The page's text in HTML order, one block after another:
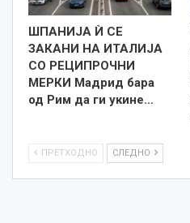
ШПАНИЈА Ѝ СЕ
ЗАКАНИ НА ИТАЛИЈА
СО РЕЦИПРОЧНИ
МЕРКИ Мадрид бара
од Рим да ги укине…
ПРЕТХОДНО СЛЕДНО